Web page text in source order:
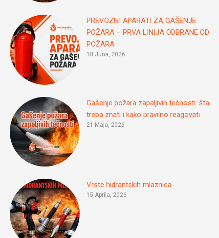
PREVOZNI APARATI ZA GAŠENJE
POŽARA – PRVA LINIJA ODBRANE OD
POŽARA
18 Juna, 2026
Gašenje požara zapaljivih tečnosti: šta
treba znati i kako pravilno reagovati
21 Maja, 2026
Vrste hidrantskih mlaznica
15 Aprila, 2026